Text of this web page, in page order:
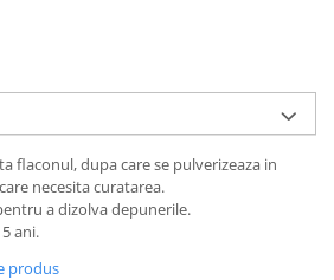
/ KG
flaconul, dupa care se pulverizeaza in
necesita curatarea.
a dizolva depunerile.
ani.
produs